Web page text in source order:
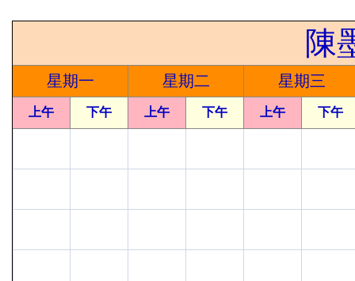
陳
星期一 星期二 星期三
上午 下午 上午 下午 上午 下午